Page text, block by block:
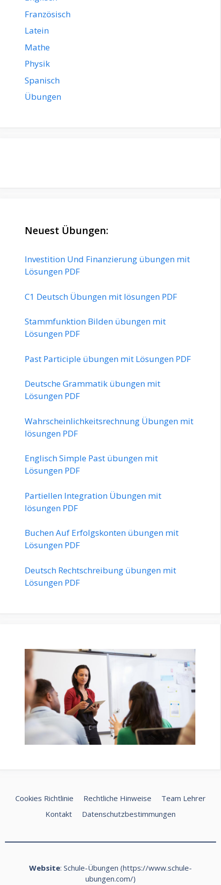
Französisch
Latein
Mathe
Physik
Spanisch
Übungen
Neuest Übungen:
Investition Und Finanzierung übungen mit
Lösungen PDF
C1 Deutsch Übungen mit lösungen PDF
Stammfunktion Bilden übungen mit
Lösungen PDF
Past Participle übungen mit Lösungen PDF
Deutsche Grammatik übungen mit
Lösungen PDF
Wahrscheinlichkeitsrechnung Übungen mit
lösungen PDF
Englisch Simple Past übungen mit
Lösungen PDF
Partiellen Integration Übungen mit
lösungen PDF
Buchen Auf Erfolgskonten übungen mit
Lösungen PDF
Deutsch Rechtschreibung übungen mit
Lösungen PDF
Cookies Richtlinie Rechtliche Hinweise
Team Lehrer
Kontakt
Datenschutzbestimmungen
Website: Schule-Übungen (https://www.schule-
ubungen.com/)